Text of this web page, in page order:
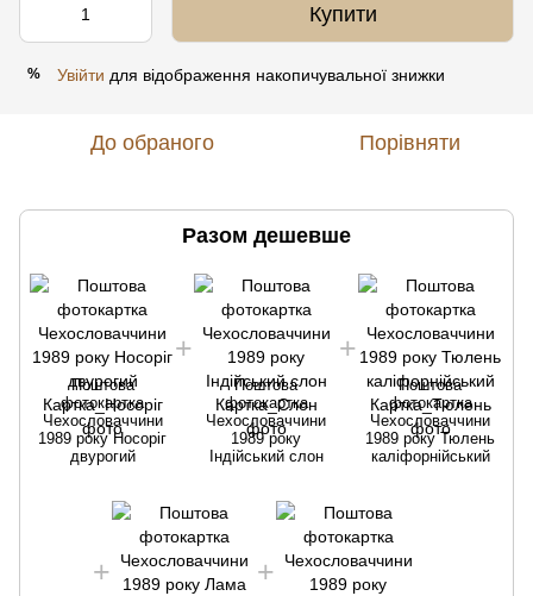
Купити
% Увійти для відображення накопичувальної знижки
До обраного Порівняти
Разом дешевше
Поштова
фотокартка
Чехословаччини
1989 року Носоріг
двурогий
Поштова
фотокартка
Чехословаччини
1989 року
Індійський слон
Поштова
фотокартка
Чехословаччини
1989 року Тюлень
каліфорнійський